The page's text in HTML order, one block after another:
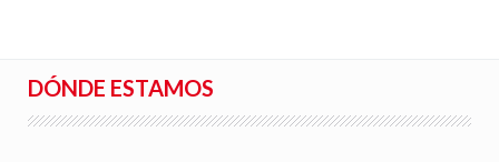
DÓNDE ESTAMOS